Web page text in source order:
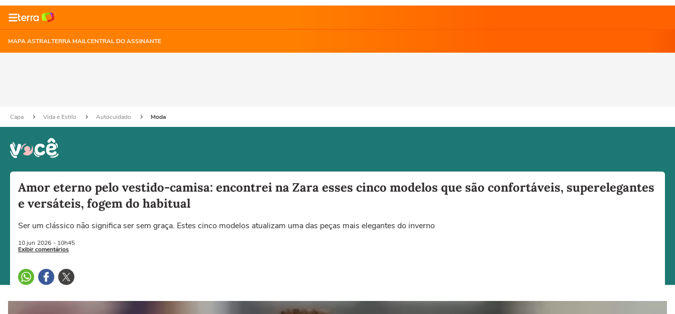
MAPA ASTRALTERRA MAILCENTRAL DO ASSINANTE
Capa Vida e Estilo Autocuidado Moda
Amor eterno pelo vestido-camisa: encontrei na Zara esses cinco modelos que são confortáveis, superelegantes
e versáteis, fogem do habitual
Ser um clássico não significa ser sem graça. Estes cinco modelos atualizam uma das peças mais elegantes do inverno
10 jun 2026 - 10h45
Exibir comentários